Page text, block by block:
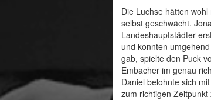
Die Luchse hätten
selbst geschwächt.
Landeshauptstädter
und konnten
gab, spielte den Puck
Embacher im genau
Daniel belohnte sich
zum richtigen Zeitpunkt